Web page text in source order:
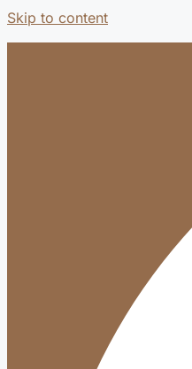
Skip to content